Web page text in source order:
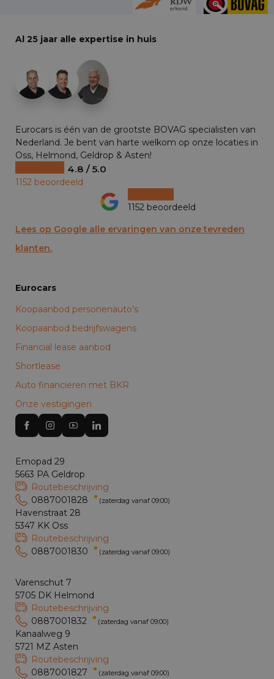
Al 25 jaar alle expertise in huis
Eurocars is één van de grootste BOVAG specialisten van
Nederland. Je bent van harte welkom op onze locaties in
Oss, Helmond, Geldrop & Asten!
4.8 / 5.0
1152 beoordeeld
1152 beoordeeld
Lees op Google alle ervaringen van onze tevreden
klanten.
Eurocars
Koopaanbod personenauto’s
Koopaanbod bedrijfswagens
Financial lease aanbod
Shortlease
Auto financieren met BKR
Onze vestigingen
Emopad 29
5663 PA Geldrop
Routebeschrijving
0887001828
(zaterdag vanaf 09:00)
Havenstraat 28
5347 KK Oss
Routebeschrijving
0887001830
(zaterdag vanaf 09:00)
Varenschut 7
5705 DK Helmond
Routebeschrijving
0887001832
(zaterdag vanaf 09:00)
Kanaalweg 9
5721 MZ Asten
Routebeschrijving
0887001827
(zaterdag vanaf 09:00)